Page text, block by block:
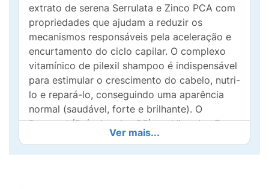
extrato de serena Serrulata e Zinco PCA com
propriedades que ajudam a reduzir os
mecanismos responsáveis pela aceleração e
encurtamento do ciclo capilar. O complexo
vitamínico de pilexil shampoo é indispensável
para estimular o crescimento do cabelo, nutri-
lo e repará-lo, conseguindo uma aparência
normal (saudável, forte e brilhante). O
Pantenol (Pró-vitamina B5) e a Vitamina E
restauram e mantêm a hidratação do cabelo e
protegem-no dos danos causados tanto pelas
Ver mais...